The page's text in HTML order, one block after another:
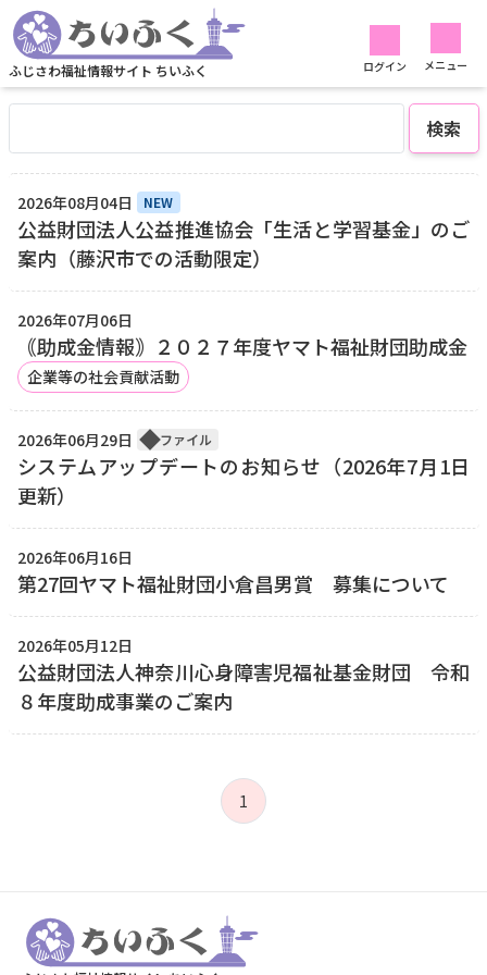
ふじさわ福祉情報サイト ちいふく ログイン メニュー
お知らせ
一般向け
お知らせ
検索
2026年08月04日 NEW
公益財団法人公益推進協会「生活と学習基金」のご
案内（藤沢市での活動限定）
2026年07月06日
｟助成金情報｠２０２７年度ヤマト福祉財団助成金
企業等の社会貢献活動
2026年06月29日 ファイル
システムアップデートのお知らせ（2026年7月1日
更新）
2026年06月16日
第27回ヤマト福祉財団小倉昌男賞 募集について
2026年05月12日
公益財団法人神奈川心身障害児福祉基金財団 令和
８年度助成事業のご案内
1